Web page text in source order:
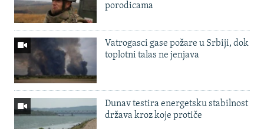
porodicama
Vatrogasci gase požare u Srbiji, dok
toplotni talas ne jenjava
Dunav testira energetsku stabilnost
država kroz koje protiče